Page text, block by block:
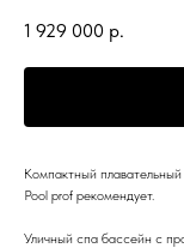
1 929 000 р.
Компактный
Pool prof рекомендует.
Уличный спа бассейн с